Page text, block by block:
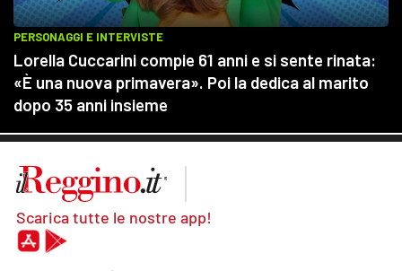
Scarica tutte le nostre app!